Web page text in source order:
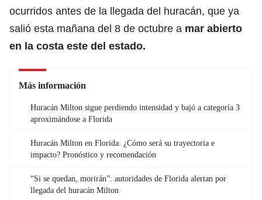
ocurridos antes de la llegada del huracán, que ya
salió esta mañana del 8 de octubre a mar abierto
en la costa este del estado.
Más información
Huracán Milton sigue perdiendo intensidad y bajó a categoría 3
aproximándose a Florida
Huracán Milton en Florida: ¿Cómo será su trayectoria e
impacto? Pronóstico y recomendación
“Si se quedan, morirán”: autoridades de Florida alertan por
llegada del huracán Milton